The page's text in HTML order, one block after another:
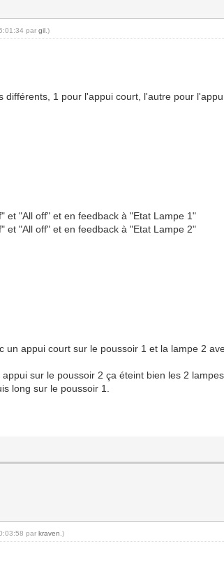
pargil .)
1 pour l'appui court, l'autre pour
et "All off" et en feedback à "Etat Lampe 1"
et "All off" et en feedback à "Etat Lampe 2"
appui court sur le poussoir 1 et la lampe 2
sur le poussoir 2 ça éteint bien les 2
long sur le poussoir 1.
parkraven .)